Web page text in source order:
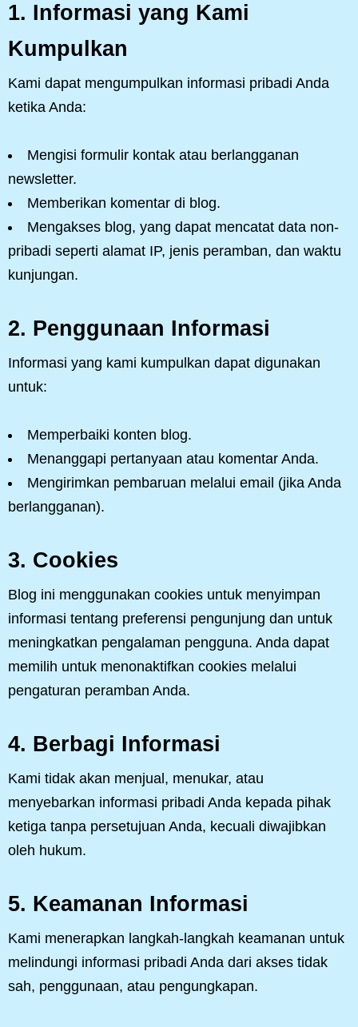
1. Informasi yang Kami
Kumpulkan
Kami dapat mengumpulkan informasi pribadi Anda
ketika Anda:
Mengisi formulir kontak atau berlangganan
newsletter.
Memberikan komentar di blog.
Mengakses blog, yang dapat mencatat data non-
pribadi seperti alamat IP, jenis peramban, dan waktu
kunjungan.
2. Penggunaan Informasi
Informasi yang kami kumpulkan dapat digunakan
untuk:
Memperbaiki konten blog.
Menanggapi pertanyaan atau komentar Anda.
Mengirimkan pembaruan melalui email (jika Anda
berlangganan).
3. Cookies
Blog ini menggunakan cookies untuk menyimpan
informasi tentang preferensi pengunjung dan untuk
meningkatkan pengalaman pengguna. Anda dapat
memilih untuk menonaktifkan cookies melalui
pengaturan peramban Anda.
4. Berbagi Informasi
Kami tidak akan menjual, menukar, atau
menyebarkan informasi pribadi Anda kepada pihak
ketiga tanpa persetujuan Anda, kecuali diwajibkan
oleh hukum.
5. Keamanan Informasi
Kami menerapkan langkah-langkah keamanan untuk
melindungi informasi pribadi Anda dari akses tidak
sah, penggunaan, atau pengungkapan.